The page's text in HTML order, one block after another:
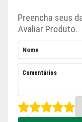
Preencha seus
Avaliar Produto.